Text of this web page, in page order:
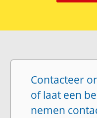
Contacteer
of laat een
nemen